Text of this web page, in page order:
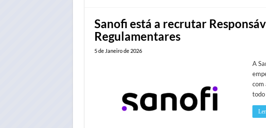
Sanofi está a recrutar
Regulamentares
5 de Janeiro de 2026
A
com
todo